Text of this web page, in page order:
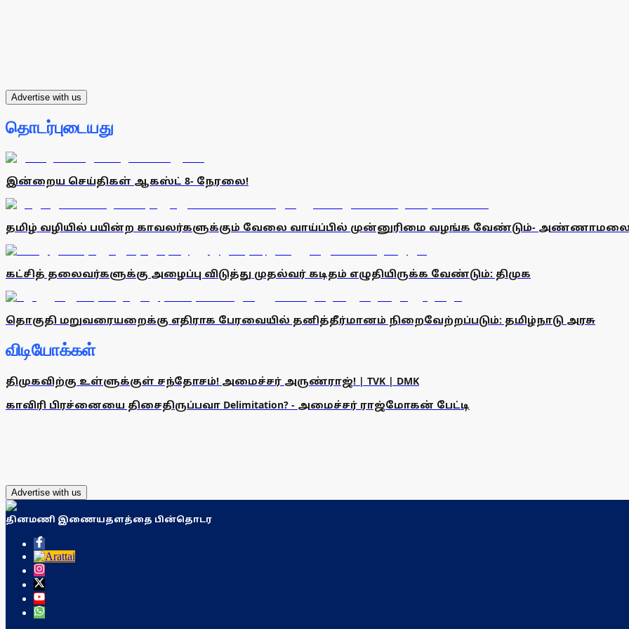
Advertise with us
தொடர்புடையது
இன்றைய செய்திகள் ஆகஸ்ட் 8- நேரலை!
தமிழ் வழியில் பயின்ற காவலர்களுக்கும் வேலை வாய்ப்பில் முன்னுரிமை வழங்க வேண்டும்-
கட்சித் தலைவர்களுக்கு அழைப்பு விடுத்து முதல்வர் கடிதம் எழுதியிருக்க வேண்டும்: திமுக
தொகுதி மறுவரையறைக்கு எதிராக பேரவையில் தனித்தீர்மானம் நிறைவேற்றப்படும்: தமிழ்நாடு அரசு
விடியோக்கள்
திமுகவிற்கு உள்ளுக்குள் சந்தோசம்! அமைச்சர் அருண்ராஜ்! | TVK | DMK
காவிரி பிரச்னையை திசைதிருப்பவா Delimitation? - அமைச்சர் ராஜ்மோகன் பேட்டி
Advertise with us
தினமணி இணையதளத்தை பின்தொடர